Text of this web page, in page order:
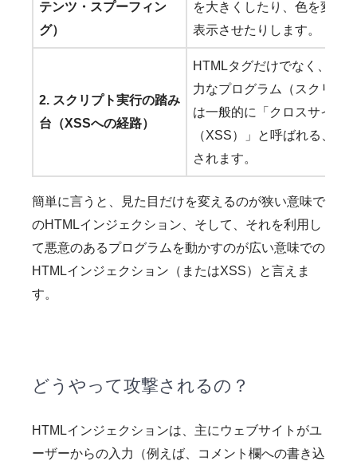
テンツ・スプーフィン
グ）
を大きくしたり、色を変え
表示させたりします。
2. スクリプト実行の踏み
台（XSSへの経路）
HTMLタグだけでなく、
力なプログラム（スクリプ
は一般的に「クロスサイト
（XSS）」と呼ばれる、よ
されます。
簡単に言うと、見た目だけを変えるのが狭い意味で
のHTMLインジェクション、そして、それを利用し
て悪意のあるプログラムを動かすのが広い意味での
HTMLインジェクション（またはXSS）と言えま
す。
どうやって攻撃されるの？
HTMLインジェクションは、主にウェブサイトがユ
ーザーからの入力（例えば、コメント欄への書き込